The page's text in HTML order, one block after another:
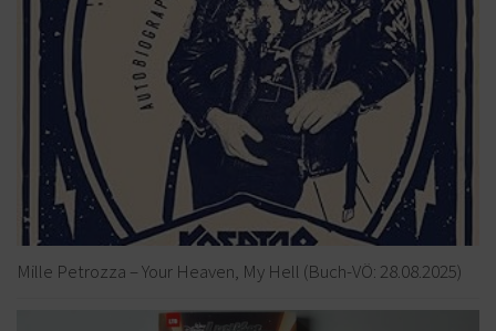
Mille Petrozza – Your Heaven, My Hell (Buch-VÖ: 28.08.2025)